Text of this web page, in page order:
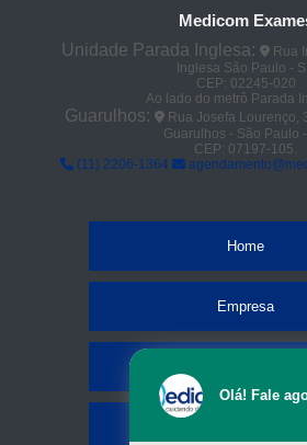
Medicom
Unidade Parada Inglesa:
Rua
Inglesa São Paulo -
CEP: 02245-020
Ao lado do metrô Parada
Guarulhos:
Rua Josefa Lourenço,
Guarulhos - São Paulo
CEP: 07197-105.
(11) 2206-1364
Home
Empresa
Olá! Fale